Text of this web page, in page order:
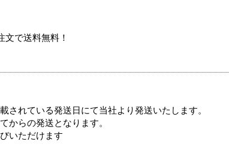
で送料無料！
されている発送日にて当社より発送いたします。
からの発送となります。
いただけます